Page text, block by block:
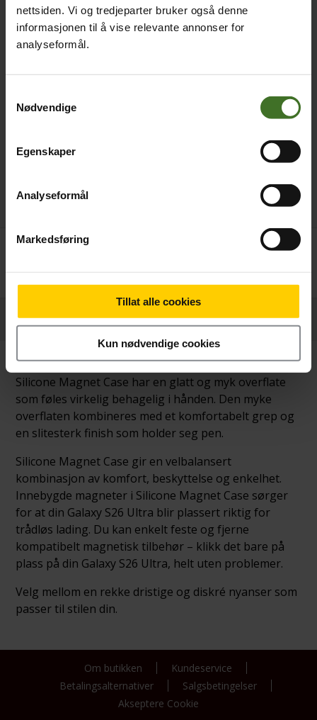
nettsiden. Vi og tredjeparter bruker også denne
informasjonen til å vise relevante annonser for
analyseformål.
Nødvendige
Egenskaper
Analyseformål
Markedsføring
Tillat alle cookies
Kun nødvendige cookies
Produktinformasjon
Silicone Magnet Case har en glatt og myk overflate
som føles virkelig behagelig i hånden. Den myke
overflaten kombineres med et komfortabelt grep og
en slitesterk finish som holder seg pen.
Silicone Magnet Case gir en velbalansert
kombinasjon av komfort, beskyttelse og enkelhet.
Innebygde magneter i Silicone Magnet Case sørger
for at din Galaxy S26 Ultra blir plassert riktig for
trådløs lading. Du kan enkelt feste og fjerne
kompatibelt magnetisk tilbehør – klikk det bare på
plass på din Galaxy S26 Ultra, helt uten problemer.
Velg mellom en rekke dristige og diskré nyanser som
passer til stilen din.
Om butikken
Kundeservice
Betalingsalternativer
Salgsbetingelser
Akseptere Cookie